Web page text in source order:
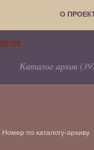
О
Каталог архив
Номер по каталогу-архиву